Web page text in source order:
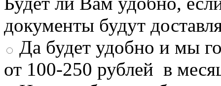
документы будут
Да будет удобно и мы
от 100-250 рублей в